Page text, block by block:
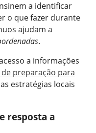
a identificar
o que fazer durante
ajudam a
.
a informações
de preparação para
estratégias locais
resposta a